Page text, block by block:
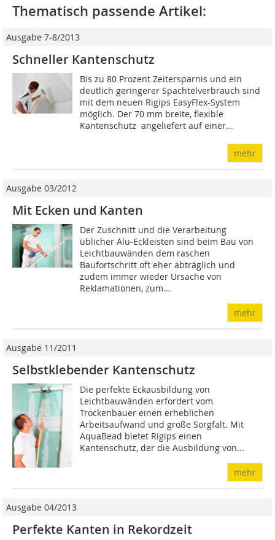
Thematisch passende Artikel:
Ausgabe 7-8/2013
Schneller Kantenschutz
Bis zu 80 Prozent Zeitersparnis und ein
deutlich geringerer Spachtelverbrauch sind
mit dem neuen Rigips EasyFlex-System
möglich. Der 70 mm breite, flexible
Kantenschutz  angeliefert auf einer...
mehr
Ausgabe 03/2012
Mit Ecken und Kanten
Der Zuschnitt und die Verarbeitung
üblicher Alu-Eckleisten sind beim Bau von
Leichtbauwänden dem raschen
Baufortschritt oft eher abträglich und
zudem immer wieder Ursache von
Reklamationen, zum...
mehr
Ausgabe 11/2011
Selbstklebender Kantenschutz
Die perfekte Eckausbildung von
Leichtbauwänden erfordert vom
Trockenbauer einen erheblichen
Arbeitsaufwand und große Sorgfalt. Mit
AquaBead bietet Rigips einen
Kantenschutz, der die Ausbildung von...
mehr
Ausgabe 04/2013
Perfekte Kanten in Rekordzeit